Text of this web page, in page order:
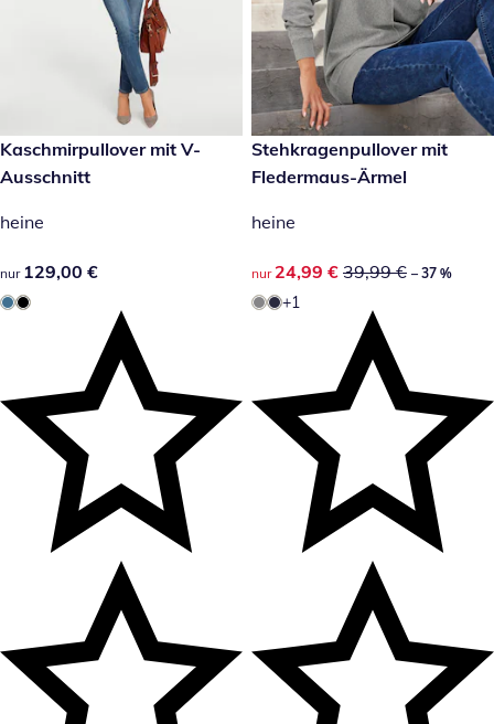
129,00 €
Kaschmirpullover mit V-
Ausschnitt
heine
129,00 €
nur 129,00 €
reduzierter Preis 24,99 €,
-37 %
Stehkragenpullover mit
Fledermaus-Ärmel
heine
reduzierter Preis 24,99 €,
nur 24,99 € 39,99 € – 37 %
+1